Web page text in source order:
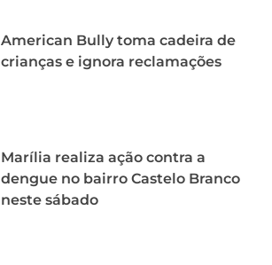
American Bully toma cadeira de
crianças e ignora reclamações
Marília realiza ação contra a
dengue no bairro Castelo Branco
neste sábado